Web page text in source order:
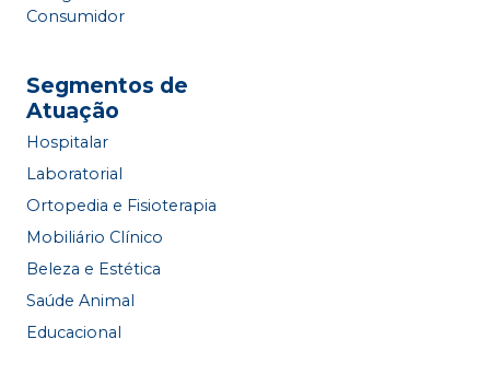
Consumidor
Segmentos de
Atuação
Hospitalar
Laboratorial
Ortopedia e Fisioterapia
Mobiliário Clínico
Beleza e Estética
Saúde Animal
Educacional